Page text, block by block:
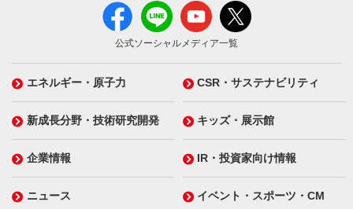
公式ソーシャルメディア一覧
エネルギー・原子力 CSR・サステナビリティ
新成長分野・技術研究開発 キッズ・展示館
企業情報 IR・投資家向け情報
ニュース イベント・スポーツ・CM